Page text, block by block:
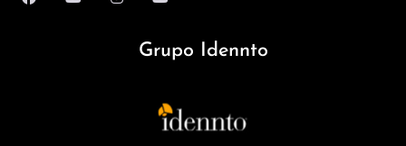
Grupo Idennto